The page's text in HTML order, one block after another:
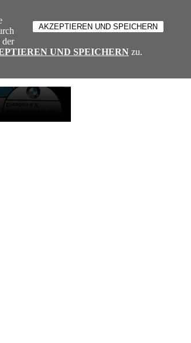
der
UND SPEICHERNzu.